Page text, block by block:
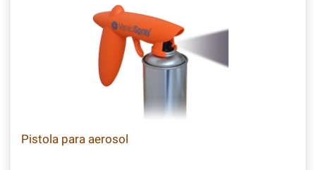
Pistola para aerosol